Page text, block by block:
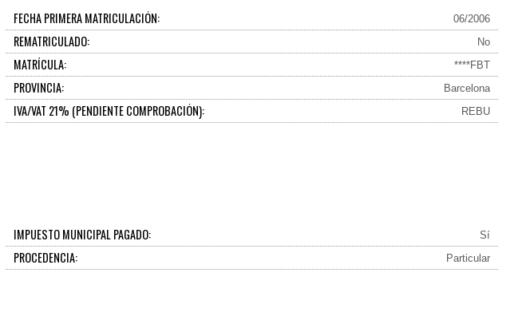
FECHA PRIMERA MATRICULACIÓN: 06/2006
REMATRICULADO: No
MATRÍCULA: ****FBT
PROVINCIA: Barcelona
IVA/VAT 21% (PENDIENTE COMPROBACIÓN): REBU
IMPUESTO MUNICIPAL PAGADO: Sí
PROCEDENCIA: Particular